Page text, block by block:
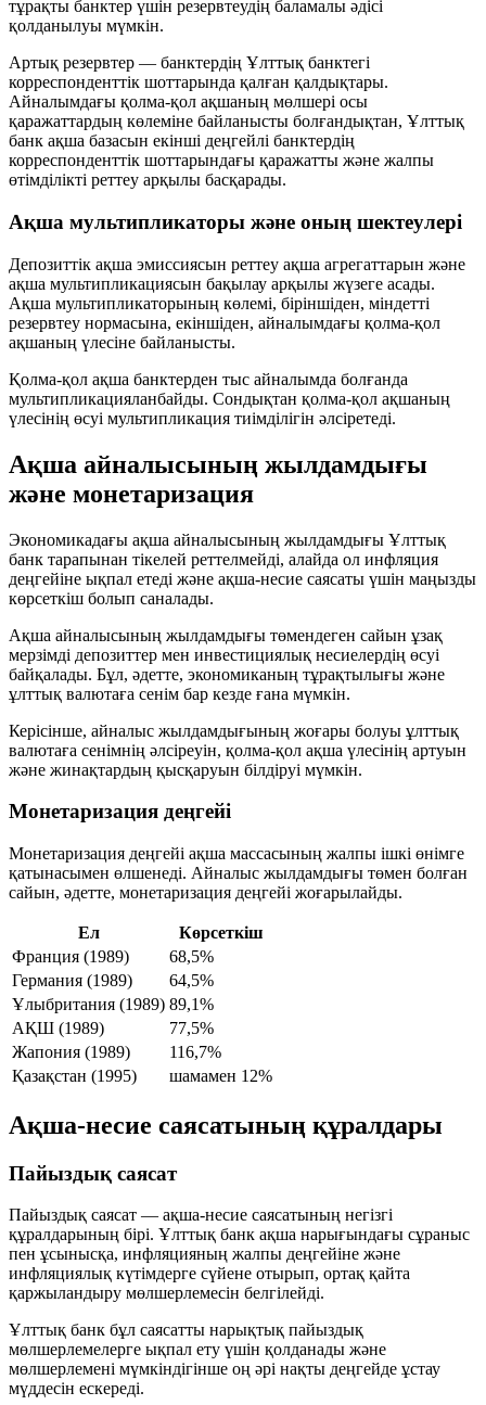
тұрақты банктер үшін резервтеудің баламалы әдісі
қолданылуы мүмкін.
Артық резервтер — банктердің Ұлттық банктегі
корреспонденттік шоттарында қалған қалдықтары.
Айналымдағы қолма-қол ақшаның мөлшері осы
қаражаттардың көлеміне байланысты болғандықтан, Ұлттық
банк ақша базасын екінші деңгейлі банктердің
корреспонденттік шоттарындағы қаражатты және жалпы
өтімділікті реттеу арқылы басқарады.
Ақша мультипликаторы және оның шектеулері
Депозиттік ақша эмиссиясын реттеу ақша агрегаттарын және
ақша мультипликациясын бақылау арқылы жүзеге асады.
Ақша мультипликаторының көлемі, біріншіден, міндетті
резервтеу нормасына, екіншіден, айналымдағы қолма-қол
ақшаның үлесіне байланысты.
Қолма-қол ақша банктерден тыс айналымда болғанда
мультипликацияланбайды. Сондықтан қолма-қол ақшаның
үлесінің өсуі мультипликация тиімділігін әлсіретеді.
Ақша айналысының жылдамдығы
және монетаризация
Экономикадағы ақша айналысының жылдамдығы Ұлттық
банк тарапынан тікелей реттелмейді, алайда ол инфляция
деңгейіне ықпал етеді және ақша-несие саясаты үшін маңызды
көрсеткіш болып саналады.
Ақша айналысының жылдамдығы төмендеген сайын ұзақ
мерзімді депозиттер мен инвестициялық несиелердің өсуі
байқалады. Бұл, әдетте, экономиканың тұрақтылығы және
ұлттық валютаға сенім бар кезде ғана мүмкін.
Керісінше, айналыс жылдамдығының жоғары болуы ұлттық
валютаға сенімнің әлсіреуін, қолма-қол ақша үлесінің артуын
және жинақтардың қысқаруын білдіруі мүмкін.
Монетаризация деңгейі
Монетаризация деңгейі ақша массасының жалпы ішкі өнімге
қатынасымен өлшенеді. Айналыс жылдамдығы төмен болған
сайын, әдетте, монетаризация деңгейі жоғарылайды.
Ел
Көрсеткіш
Франция (1989)
68,5%
Германия (1989)
64,5%
Ұлыбритания (1989) 89,1%
АҚШ (1989)
77,5%
Жапония (1989)
116,7%
Қазақстан (1995)
шамамен 12%
Ақша-несие саясатының құралдары
Пайыздық саясат
Пайыздық саясат — ақша-несие саясатының негізгі
құралдарының бірі. Ұлттық банк ақша нарығындағы сұраныс
пен ұсынысқа, инфляцияның жалпы деңгейіне және
инфляциялық күтімдерге сүйене отырып, ортақ қайта
қаржыландыру мөлшерлемесін белгілейді.
Ұлттық банк бұл саясатты нарықтық пайыздық
мөлшерлемелерге ықпал ету үшін қолданады және
мөлшерлемені мүмкіндігінше оң әрі нақты деңгейде ұстау
мүддесін ескереді.